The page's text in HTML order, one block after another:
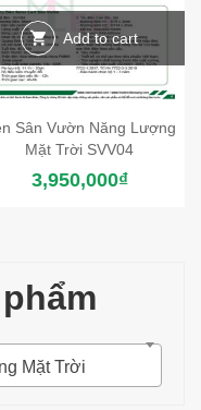
Add to cart
Sân Vườn Năng Lượng
Mặt Trời SVV04
3,950,000₫
Mặt Trời